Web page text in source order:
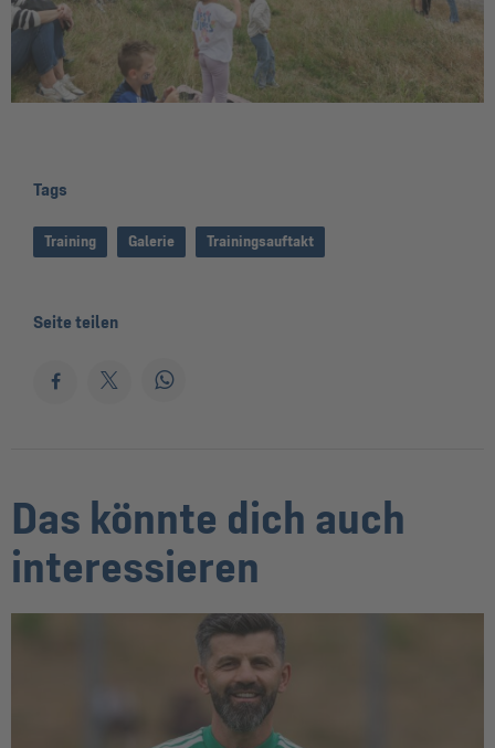
Tags
Training Galerie Trainingsauftakt
Seite teilen
Das könnte dich auch
interessieren